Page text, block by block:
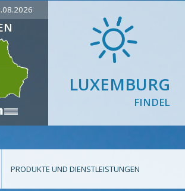
LUXEMBURG
FINDEL
PRODUKTE UND DIENSTLEISTUNGEN